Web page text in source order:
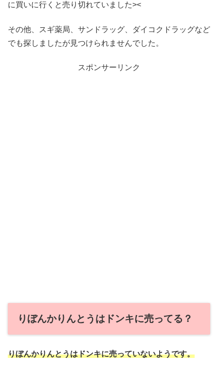
に買いに行くと売り切れていました><
その他、スギ薬局、サンドラッグ、ダイコクドラッグなど
でも探しましたが見つけられませんでした。
スポンサーリンク
りぼんかりんとうはドンキに売ってる？
りぼんかりんとうはドンキに売っていないようです。